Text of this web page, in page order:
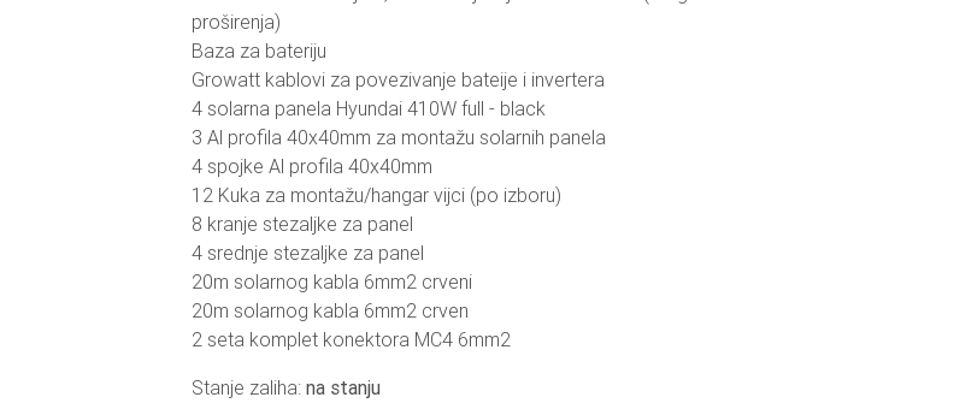
proširenja)
Baza za bateriju
Growatt kablovi za povezivanje bateije i invertera
4 solarna panela Hyundai 410W full - black
3 Al profila 40x40mm za montažu solarnih panela
4 spojke Al profila 40x40mm
12 Kuka za montažu/hangar vijci (po izboru)
8 kranje stezaljke za panel
4 srednje stezaljke za panel
20m solarnog kabla 6mm2 crveni
20m solarnog kabla 6mm2 crven
2 seta komplet konektora MC4 6mm2
Stanje zaliha: na stanju